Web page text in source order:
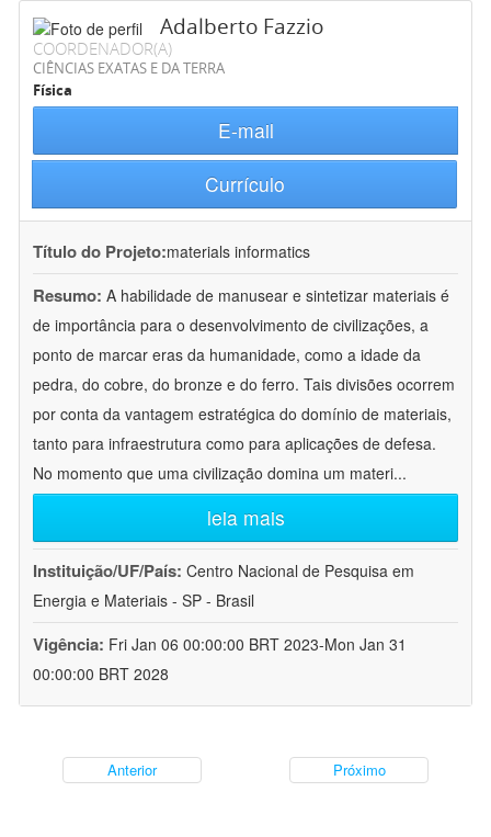
Adalberto Fazzio
COORDENADOR(A)
CIÊNCIAS EXATAS E DA TERRA
Física
E-mail
Currículo
Título do Projeto:materials informatics
Resumo: A habilidade de manusear e sintetizar materiais é
de importância para o desenvolvimento de civilizações, a
ponto de marcar eras da humanidade, como a idade da
pedra, do cobre, do bronze e do ferro. Tais divisões ocorrem
por conta da vantagem estratégica do domínio de materiais,
tanto para infraestrutura como para aplicações de defesa.
No momento que uma civilização domina um materi...
leia mais
Instituição/UF/País: Centro Nacional de Pesquisa em
Energia e Materiais - SP - Brasil
Vigência: Fri Jan 06 00:00:00 BRT 2023-Mon Jan 31
00:00:00 BRT 2028
Anterior Próximo